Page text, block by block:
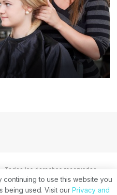
Todos los derechos reservados.
continuing to use this website you
being used. Visit our Privacy and